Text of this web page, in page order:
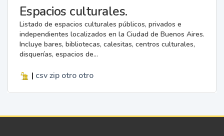
Espacios culturales.
Listado de espacios culturales públicos, privados e
independientes localizados en la Ciudad de Buenos Aires.
Incluye bares, bibliotecas, calesitas, centros culturales,
disquerías, espacios de...
| csv zip otro otro